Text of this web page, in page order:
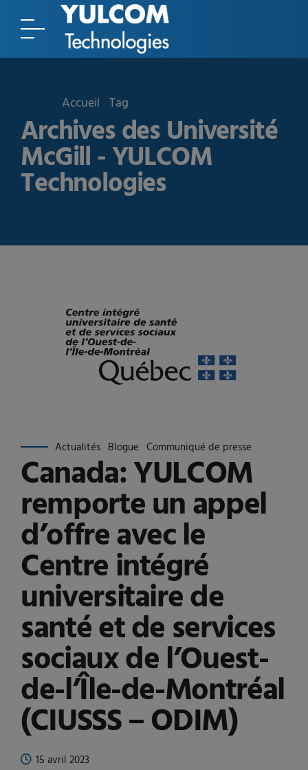
Accueil Tag
Archives des Université
McGill - YULCOM
Technologies
Actualités Blogue Communiqué de presse
Canada: YULCOM
remporte un appel
d’offre avec le
Centre intégré
universitaire de
santé et de services
sociaux de l’Ouest-
de-l’Île-de-Montréal
(CIUSSS – ODIM)
15 avril 2023